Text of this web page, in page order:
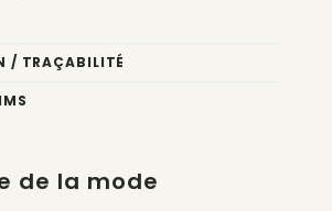
/ TRAÇABILITÉ
de la mode